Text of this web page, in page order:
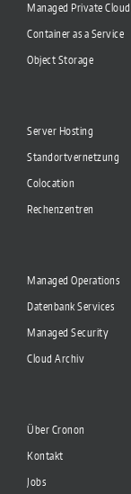
Managed Private Cloud
Container as a Service
Object Storage
Server Hosting
Standortvernetzung
Colocation
Rechenzentren
Managed Operations
Datenbank Services
Managed Security
Cloud Archiv
Über Cronon
Kontakt
Jobs